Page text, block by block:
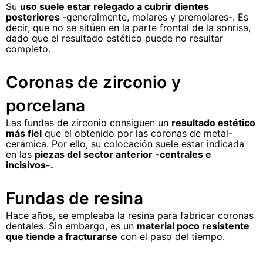
Su uso suele estar relegado a cubrir dientes
posteriores -generalmente, molares y premolares-. Es
decir, que no se sitúen en la parte frontal de la sonrisa,
dado que el resultado estético puede no resultar
completo.
Coronas de zirconio y
porcelana
Las fundas de zirconio consiguen un resultado estético
más fiel que el obtenido por las coronas de metal-
cerámica. Por ello, su colocación suele estar indicada
en las piezas del sector anterior -centrales e
incisivos-.
Fundas de resina
Hace años, se empleaba la resina para fabricar coronas
dentales. Sin embargo, es un material poco resistente
que tiende a fracturarse con el paso del tiempo.